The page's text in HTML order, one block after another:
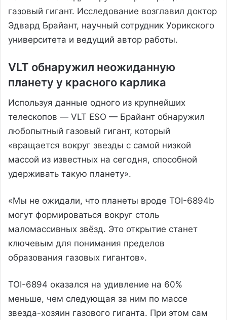
газовый гигант. Исследование возглавил доктор
Эдвард Брайант, научный сотрудник Уорикского
университета и ведущий автор работы.
VLT обнаружил неожиданную
планету у красного карлика
Используя данные одного из крупнейших
телескопов — VLT ESO — Брайант обнаружил
любопытный газовый гигант, который
«вращается вокруг звезды с самой низкой
массой из известных на сегодня, способной
удерживать такую планету».
«Мы не ожидали, что планеты вроде TOI-6894b
могут формироваться вокруг столь
маломассивных звёзд. Это открытие станет
ключевым для понимания пределов
образования газовых гигантов».
TOI-6894 оказался на удивление на 60%
меньше, чем следующая за ним по массе
звезда-хозяин газового гиганта. При этом сам